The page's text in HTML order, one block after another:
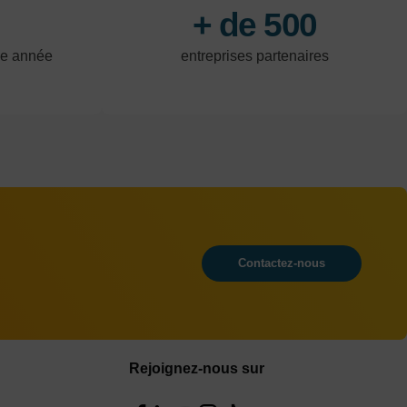
année
+ de 500
entreprises partenaires
Contactez-nous
Rejoignez-nous sur